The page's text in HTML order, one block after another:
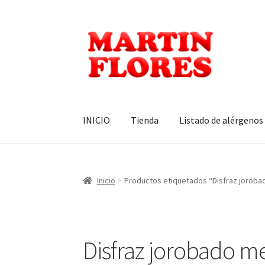
Ir
la
navegación
Ir
al
contenido
INICIO Tienda Listado de alérgenos
Inicio Productos etiquetados “Disfraz
Disfraz jorobado